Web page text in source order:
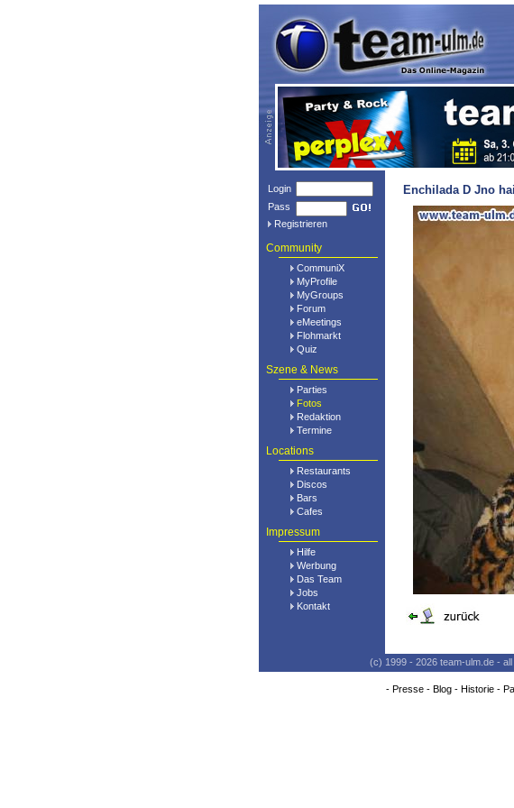
Login
Pass
Registrieren
Community
CommuniX
MyProfile
MyGroups
Forum
eMeetings
Flohmarkt
Quiz
Szene & News
Parties
Fotos
Redaktion
Termine
Locations
Restaurants
Discos
Bars
Cafes
Impressum
Hilfe
Werbung
Das Team
Jobs
Kontakt
Enchilada D Jno
(c) 1999 - 2026 team-ulm.de -
- Presse- Blog- Historie-